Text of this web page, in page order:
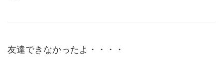
友達できなかったよ・・・・